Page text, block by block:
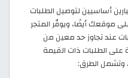
أساسيين لتوصيل الطلبات
موقعك أيضًا، ويوفّر المتجر
عند تجاوز حد معين من
على الطلبات ذات القيمة
وتشمل الطرق: